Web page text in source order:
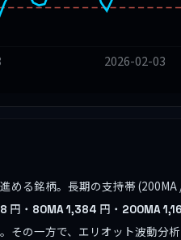
2026-02-03
める銘柄。長期の支持帯
円・ 80MA1,384 円・ 200MA
その一方で、エリオット波動分